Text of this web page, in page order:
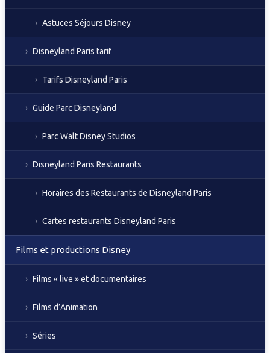
Astuces Séjours Disney
Disneyland Paris tarif
Tarifs Disneyland Paris
Guide Parc Disneyland
Parc Walt Disney Studios
Disneyland Paris Restaurants
Horaires des Restaurants de Disneyland Paris
Cartes restaurants Disneyland Paris
Films et productions Disney
Films « live » et documentaires
Films d’Animation
Séries